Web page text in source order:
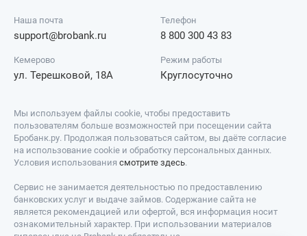
Наша почта
support@brobank.ru
Телефон
8 800 300 43 83
Кемерово
ул. Терешковой, 18А
Режим работы
Круглосуточно
Мы используем файлы cookie, чтобы предоставить
пользователям больше возможностей при посещении сайта
Бробанк.ру. Продолжая пользоваться сайтом, вы даёте согласие
на использование cookie и обработку персональных данных.
Условия использования смотрите здесь.
Сервис не занимается деятельностью по предоставлению
банковских услуг и выдаче займов. Содержание сайта не
является рекомендацией или офертой, вся информация носит
ознакомительный характер. При использовании материалов